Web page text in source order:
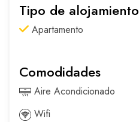
Tipo de alojamiento
Apartamento
Comodidades
Aire Acondicionado
Wifi